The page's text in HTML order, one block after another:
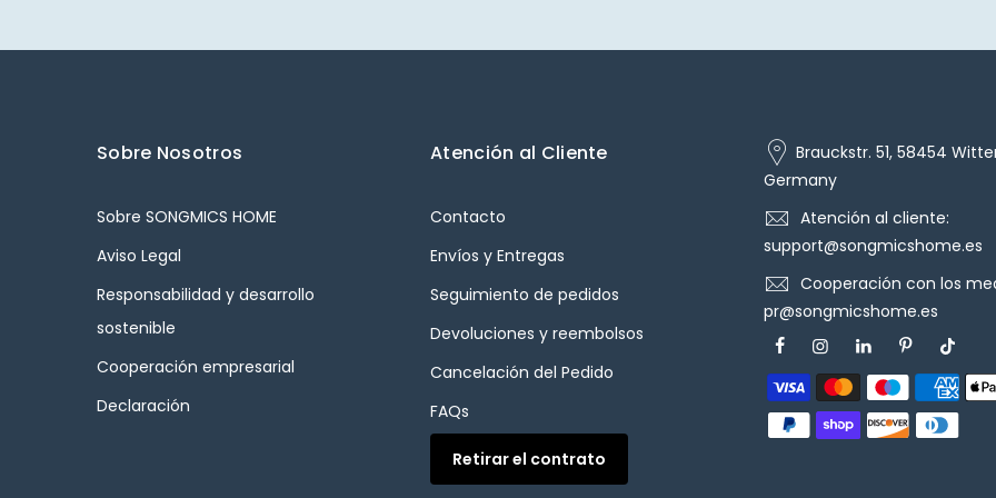
Sobre Nosotros
Sobre SONGMICS HOME
Aviso Legal
Responsabilidad y desarrollo
sostenible
Cooperación empresarial
Declaración
Atención al Cliente
Contacto
Envíos y Entregas
Seguimiento de pedidos
Devoluciones y reembolsos
Cancelación del Pedido
FAQs
Retirar el contrato
Brauckstr. 51, 58454
Germany
Atención al cliente:
support@songmicshome.es
Cooperación con los
pr@songmicshome.es